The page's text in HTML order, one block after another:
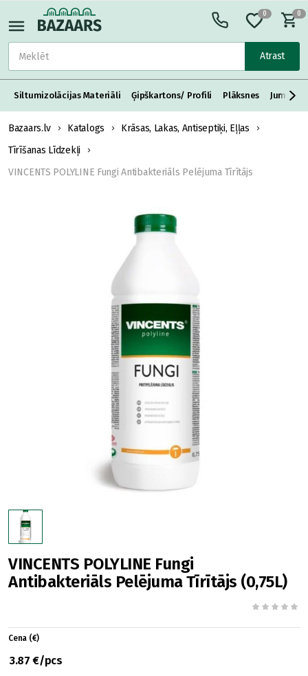
Atrast
0 0
Siltumizolācijas Materiāli Ģipškartons/ Profili Plāksnes Jumta
Bazaars.lv Katalogs
Krāsas, Lakas, Antiseptiķi, Eļļas
Tīrīšanas Līdzekļi
VINCENTS POLYLINE Fungi Antibakteriāls Pelējuma Tīrītājs
VINCENTS POLYLINE Fungi
Antibakteriāls Pelējuma Tīrītājs (0,75L)
Cena (€)
3.87 €/pcs